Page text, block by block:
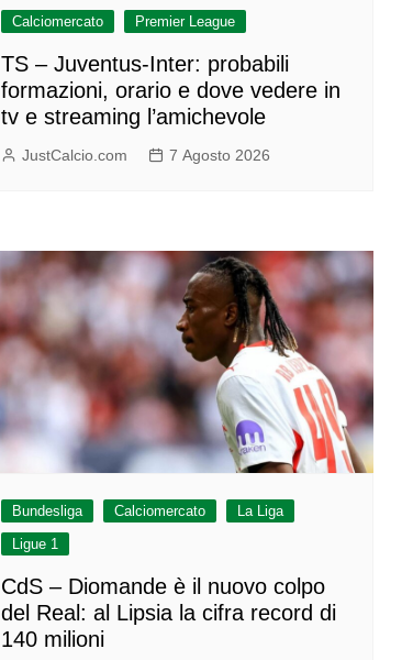
Calciomercato Premier League
TS – Juventus-Inter: probabili
formazioni, orario e dove vedere in
tv e streaming l’amichevole
JustCalcio.com 7 Agosto 2026
Bundesliga Calciomercato
La Liga
Ligue 1
CdS – Diomande è il nuovo colpo
del Real: al Lipsia la cifra record di
140 milioni